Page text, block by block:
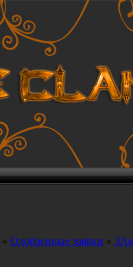
» Одобренные заявки »